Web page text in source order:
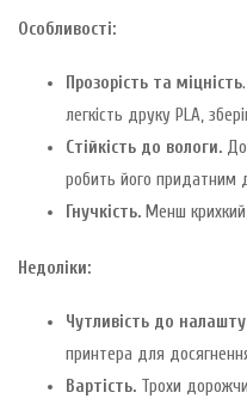
Особливості:
Прозорість та міцність
легкість друку PLA,
Стійкість до вологи.
робить його придатним
Гнучкість. Менш
Недоліки:
Чутливість до
принтера для
Вартість. Трохи